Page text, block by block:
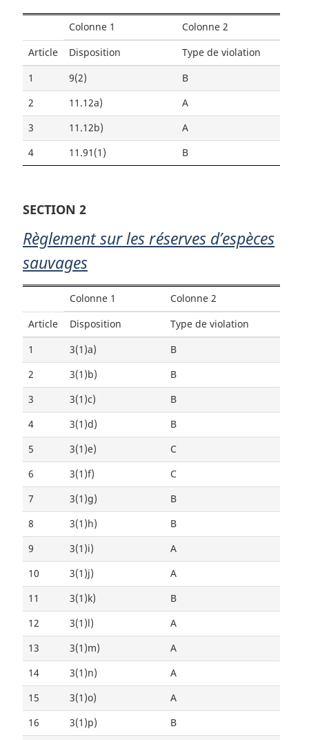
Colonne 1 Colonne 2
Article Disposition Type de violation
1 9(2)
B
2
11.12a)
A
3
11.12b)
A
4
11.91(1) B
SECTION 2
Règlement sur les réserves d’espèces
sauvages
Colonne 1 Colonne 2
Article Disposition Type de violation
1 3(1)a)
B
2
3(1)b)
B
3
3(1)c)
B
4
3(1)d)
B
5
3(1)e)
C
6
3(1)f)
C
7
3(1)g)
B
8
3(1)h)
B
9
3(1)i)
A
10
3(1)j)
A
11
3(1)k)
B
12
3(1)l)
A
13
3(1)m)
A
14
3(1)n)
A
15
3(1)o)
A
16
3(1)p)
B